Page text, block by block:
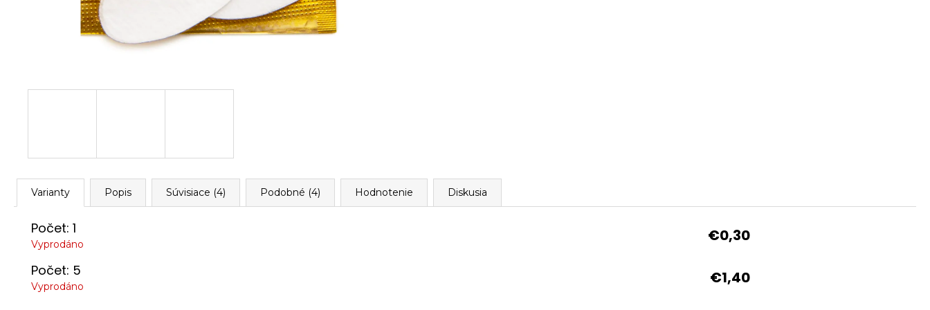
Varianty Popis Súvisiace (4) Podobné (4) Hodnotenie Diskusia
Počet: 1
Vyprodáno €0,30
Počet: 5
Vyprodáno €1,40